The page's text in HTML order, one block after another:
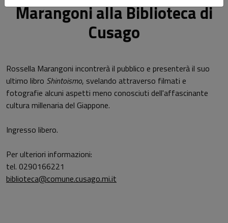
Marangoni alla Biblioteca di
Cusago
Rossella Marangoni incontrerà il pubblico e presenterà il suo
ultimo libro Shintoismo, svelando attraverso filmati e
fotografie alcuni aspetti meno conosciuti dell'affascinante
cultura millenaria del Giappone.
Ingresso libero.
Per ulteriori informazioni:
tel. 0290166221
biblioteca@comune.cusago.mi.it